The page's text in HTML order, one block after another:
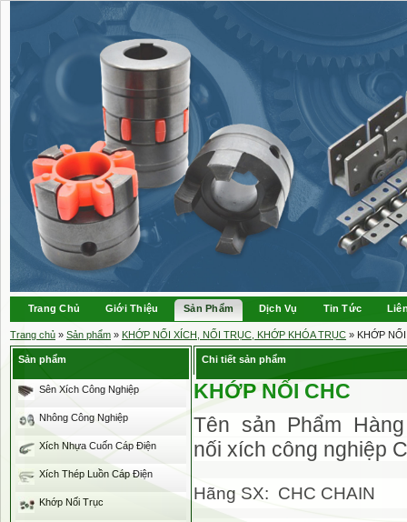
Trang Chủ Giới Thiệu Sản Phẩm Dịch Vụ Tin Tức
Trang chủ » Sản phẩm » KHỚP NỐI XÍCH, NỐI TRỤC, KHỚP KHÓA TRỤC » KHỚP
Chi tiết sản phẩm
KHỚP NỐI CHC
Tên sản Phẩm
nối xích công nghiệp
Hãng SX: CHC CHAIN
Sản phẩm
Sên Xích Công Nghiệp
Nhông Công Nghiệp
Xích Nhựa Cuốn Cáp Điện
Xích Thép Luồn Cáp Điện
Khớp Nối Trục